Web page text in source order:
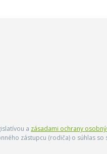
a zásadami ochrany
zástupcu (rodiča) o súhlas